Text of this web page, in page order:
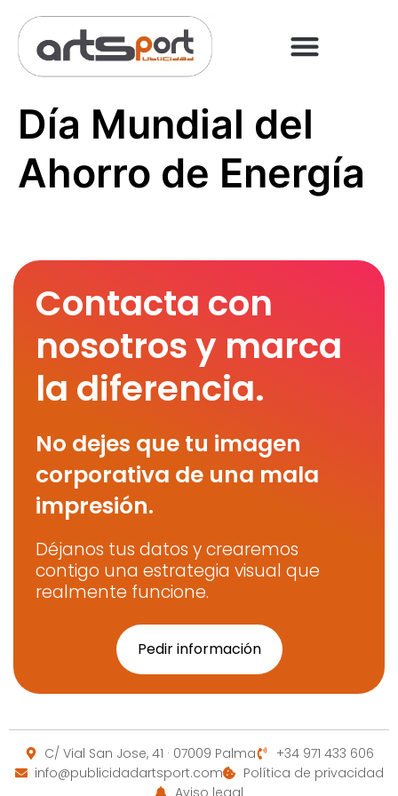
Día Mundial del
Ahorro de Energía
Contacta con
nosotros y marca
la diferencia.
No dejes que tu imagen
corporativa de una mala
impresión.
Déjanos tus datos y crearemos
contigo una estrategia visual que
realmente funcione.
Pedir información
C/ Vial San Jose, 41 · 07009 Palma
+34 971 433 606
info@publicidadartsport.com
Política de privacidad